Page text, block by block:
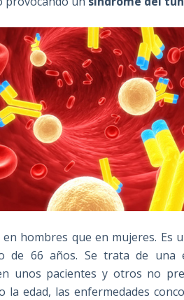
hombres que en mujeres. Es
de 66 años. Se trata de una
unos pacientes y otros no
edad, las enfermedades